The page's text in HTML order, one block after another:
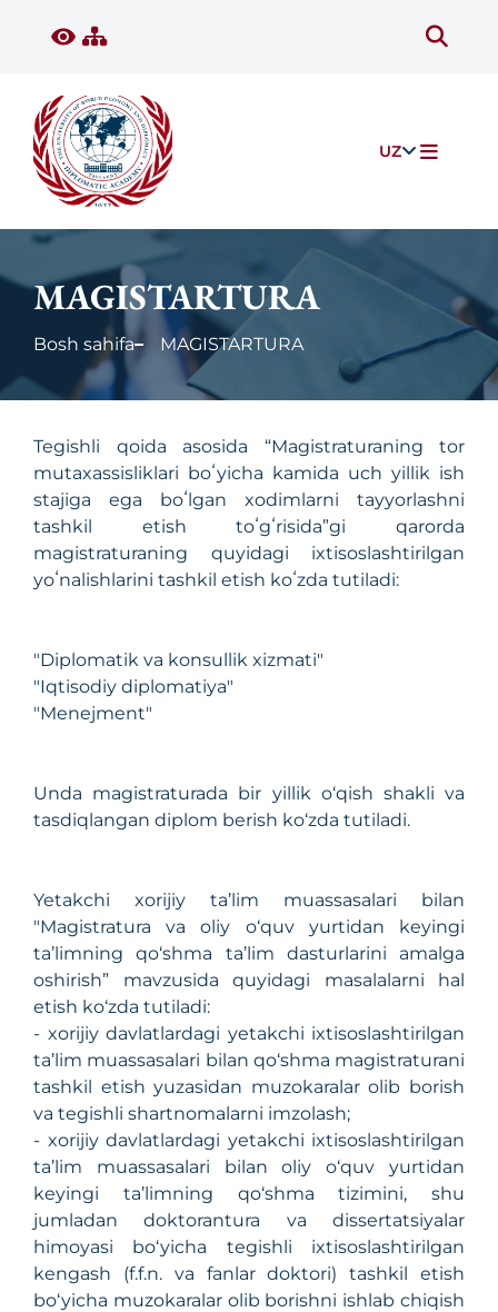
UZ
MAGISTARTURA
Bosh sahifa MAGISTARTURA
Tegishli qoida asosida “Magistraturaning tor
mutaxassisliklari boʻyicha kamida uch yillik ish
stajiga ega boʻlgan xodimlarni tayyorlashni
tashkil etish toʻgʻrisida”gi qarorda
magistraturaning quyidagi ixtisoslashtirilgan
yoʻnalishlarini tashkil etish koʻzda tutiladi:
"Diplomatik va konsullik xizmati"
"Iqtisodiy diplomatiya"
"Menejment"
Unda magistraturada bir yillik o‘qish shakli va
tasdiqlangan diplom berish ko‘zda tutiladi.
Yetakchi xorijiy ta’lim muassasalari bilan
"Magistratura va oliy o‘quv yurtidan keyingi
ta’limning qo‘shma ta’lim dasturlarini amalga
oshirish” mavzusida quyidagi masalalarni hal
etish ko‘zda tutiladi:
- xorijiy davlatlardagi yetakchi ixtisoslashtirilgan
ta’lim muassasalari bilan qo‘shma magistraturani
tashkil etish yuzasidan muzokaralar olib borish
va tegishli shartnomalarni imzolash;
- xorijiy davlatlardagi yetakchi ixtisoslashtirilgan
ta’lim muassasalari bilan oliy o‘quv yurtidan
keyingi ta’limning qo‘shma tizimini, shu
jumladan doktorantura va dissertatsiyalar
himoyasi bo‘yicha tegishli ixtisoslashtirilgan
kengash (f.f.n. va fanlar doktori) tashkil etish
bo‘yicha muzokaralar olib borishni ishlab chiqish